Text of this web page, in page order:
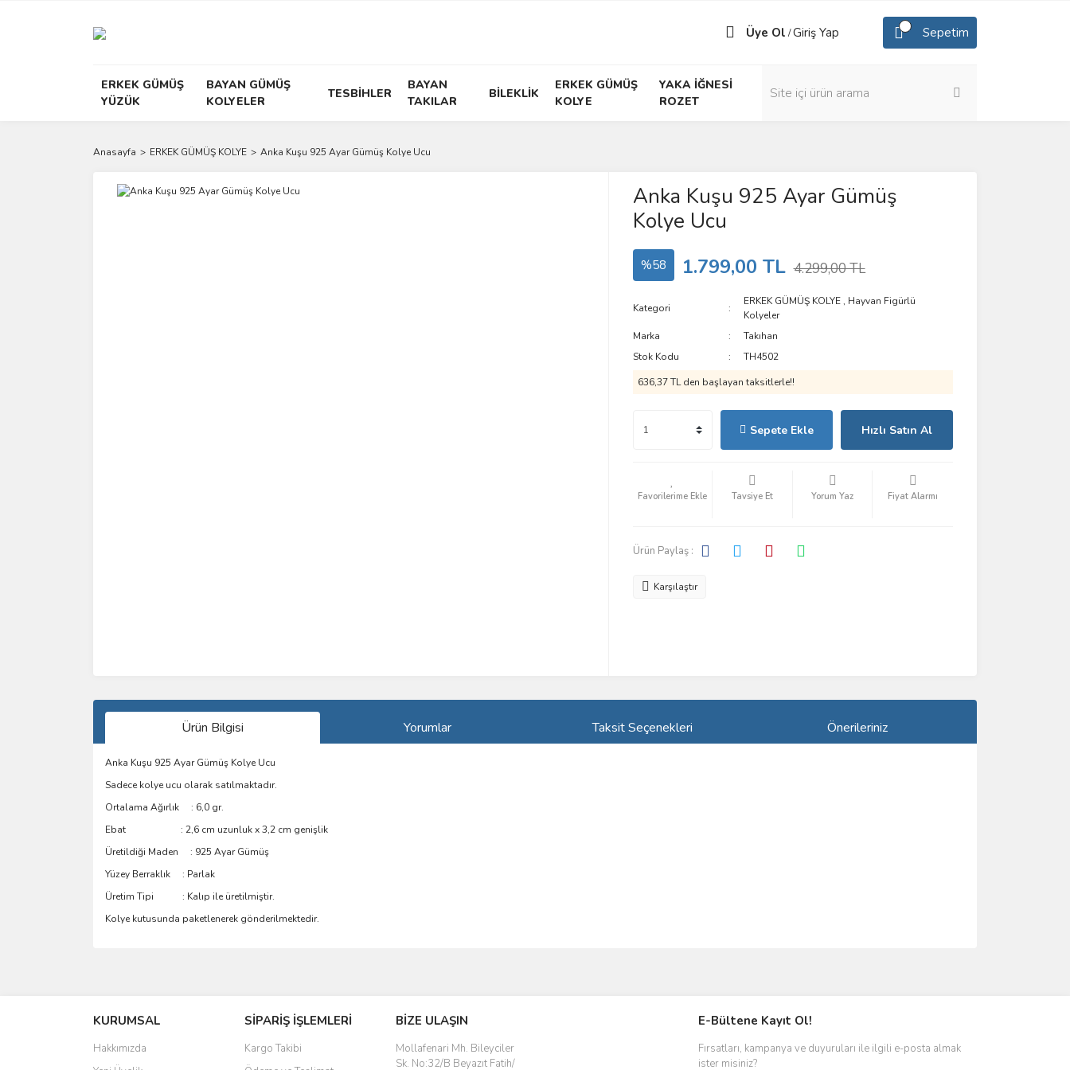
Üye Ol /Giriş Yap Sepetim
ERKEK GÜMÜŞ
YÜZÜK
BAYAN GÜMÜŞ
KOLYELER
TESBİHLER
BAYAN
TAKILAR
BİLEKLİK
ERKEK GÜMÜŞ
KOLYE
YAKA İĞNESİ
ROZET
Anasayfa ERKEK GÜMÜŞ KOLYE Anka Kuşu 925 Ayar Gümüş Kolye Ucu
Anka Kuşu 925 Ayar Gümüş
Kolye Ucu
%58 1.799,00 TL 4.299,00 TL
Kategori
ERKEK GÜMÜŞ KOLYE , Hayvan Figürlü
Kolyeler
Marka
Takıhan
Stok Kodu
TH4502
636,37 TL den başlayan taksitlerle!!
Sepete Ekle Hızlı Satın Al
Tavsiye Et Yorum Yaz Fiyat Alarmı
Ürün Paylaş :
Karşılaştır
Ürün Bilgisi Yorumlar Taksit Seçenekleri Önerileriniz
Anka Kuşu 925 Ayar Gümüş Kolye Ucu
Sadece kolye ucu olarak satılmaktadır.
Ortalama Ağırlık : 6,0 gr.
Ebat : 2,6 cm uzunluk x 3,2 cm genişlik
Üretildiği Maden : 925 Ayar Gümüş
Yüzey Berraklık : Parlak
Üretim Tipi : Kalıp ile üretilmiştir.
Kolye kutusunda paketlenerek gönderilmektedir.
Ürün resmi kalitesiz, bozuk veya görüntülenemiyor.
Ürün açıklamasında eksik bilgiler bulunuyor.
Ürün bilgilerinde hatalar bulunuyor.
KURUMSAL
Hakkımızda
SİPARİŞ İŞLEMLERİ
Kargo Takibi
BİZE ULAŞIN
Mollafenari Mh. Bileyciler
Sk. No:32/B Beyazıt Fatih/
E-Bültene Kayıt Ol!
Fırsatları, kampanya ve duyuruları ile ilgili e-posta almak
ister misiniz?